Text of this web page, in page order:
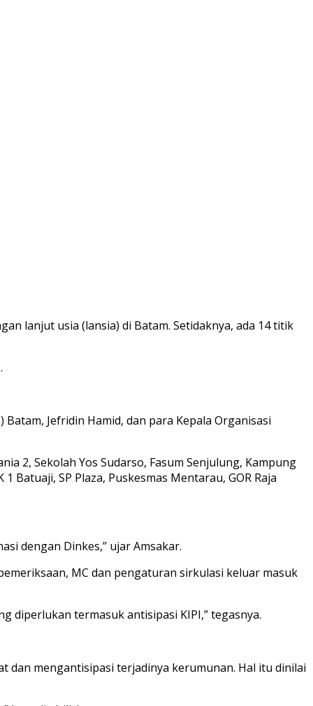
lanjut usia (lansia) di Batam. Setidaknya, ada 14 titik
Jefridin Hamid, dan para Kepala Organisasi
2, Sekolah Yos Sudarso, Fasum Senjulung, Kampung
Batuaji, SP Plaza, Puskesmas Mentarau, GOR Raja
dengan Dinkes,” ujar Amsakar.
MC dan pengaturan sirkulasi keluar masuk
diperlukan termasuk antisipasi KIPI,” tegasnya.
dan mengantisipasi terjadinya kerumunan. Hal itu dinilai